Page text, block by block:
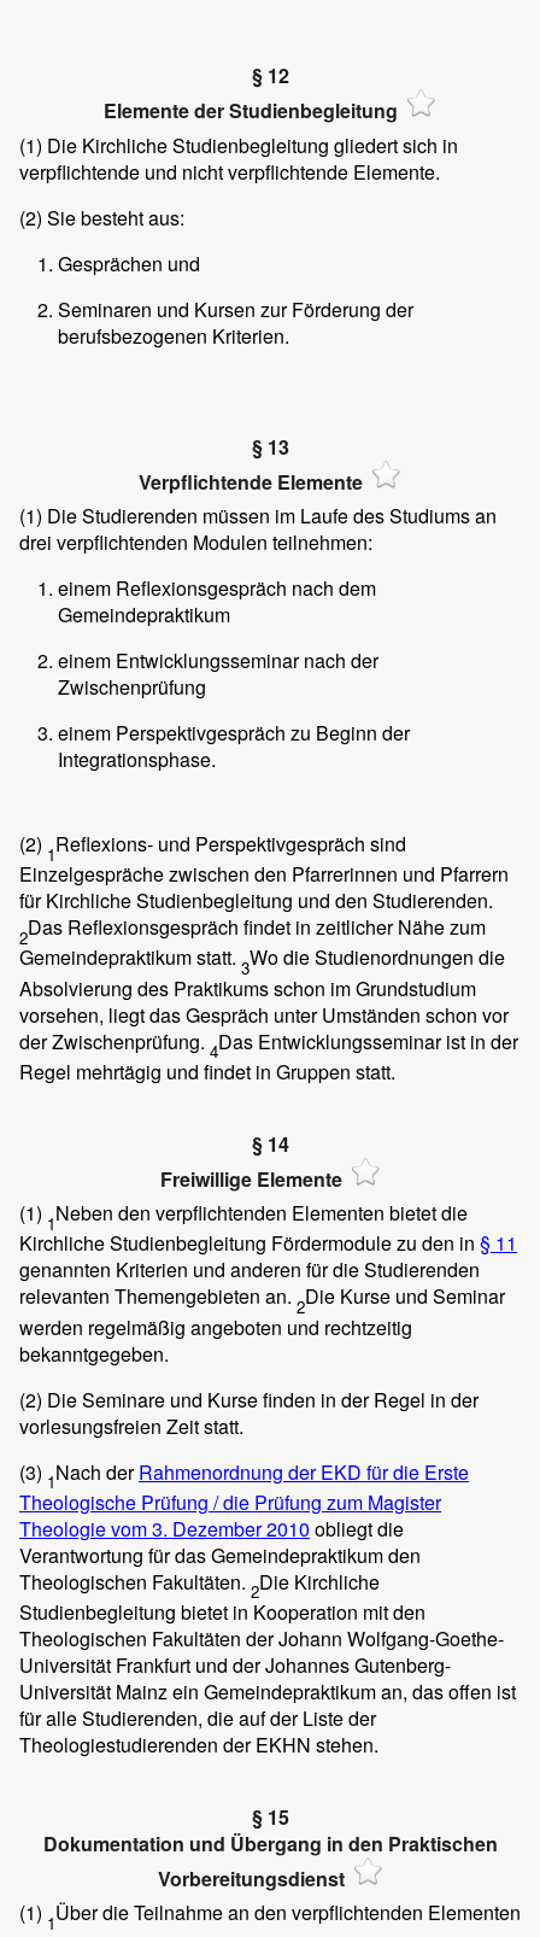
§ 12
Elemente der Studienbegleitung
(1) Die Kirchliche Studienbegleitung gliedert sich in
verpflichtende und nicht verpflichtende Elemente.
(2) Sie besteht aus:
Gesprächen und
Seminaren und Kursen zur Förderung der
berufsbezogenen Kriterien.
§ 13
Verpflichtende Elemente
(1) Die Studierenden müssen im Laufe des Studiums an
drei verpflichtenden Modulen teilnehmen:
einem Reflexionsgespräch nach dem
Gemeindepraktikum
einem Entwicklungsseminar nach der
Zwischenprüfung
einem Perspektivgespräch zu Beginn der
Integrationsphase.
(2) 1Reflexions- und Perspektivgespräch sind
Einzelgespräche zwischen den Pfarrerinnen und Pfarrern
für Kirchliche Studienbegleitung und den Studierenden.
2Das Reflexionsgespräch findet in zeitlicher Nähe zum
Gemeindepraktikum statt. 3Wo die Studienordnungen die
Absolvierung des Praktikums schon im Grundstudium
vorsehen, liegt das Gespräch unter Umständen schon vor
der Zwischenprüfung. 4Das Entwicklungsseminar ist in der
Regel mehrtägig und findet in Gruppen statt.
§ 14
Freiwillige Elemente
(1) 1Neben den verpflichtenden Elementen bietet die
Kirchliche Studienbegleitung Fördermodule zu den in § 11
genannten Kriterien und anderen für die Studierenden
relevanten Themengebieten an. 2Die Kurse und Seminar
werden regelmäßig angeboten und rechtzeitig
bekanntgegeben.
(2) Die Seminare und Kurse finden in der Regel in der
vorlesungsfreien Zeit statt.
(3) 1Nach derRahmenordnung der EKD für die Erste
Theologische Prüfung / die Prüfung zum Magister
Theologie vom 3. Dezember 2010 obliegt die
Verantwortung für das Gemeindepraktikum den
Theologischen Fakultäten. 2Die Kirchliche
Studienbegleitung bietet in Kooperation mit den
Theologischen Fakultäten der Johann Wolfgang-Goethe-
Universität Frankfurt und der Johannes Gutenberg-
Universität Mainz ein Gemeindepraktikum an, das offen ist
für alle Studierenden, die auf der Liste der
Theologiestudierenden der EKHN stehen.
§ 15
Dokumentation und Übergang in den Praktischen
Vorbereitungsdienst
(1) 1Über die Teilnahme an den verpflichtenden Elementen